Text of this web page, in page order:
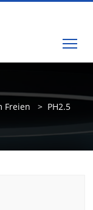
Freien > PH2.5